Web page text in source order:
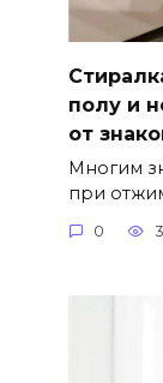
полу и
от
Многим
при
0